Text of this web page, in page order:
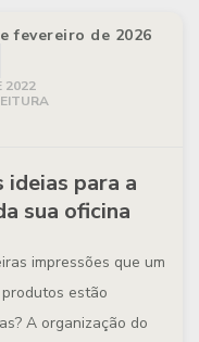
fevereiro de 2026
2022
ideias para a
sua oficina
impressões que um
estão
A organização do